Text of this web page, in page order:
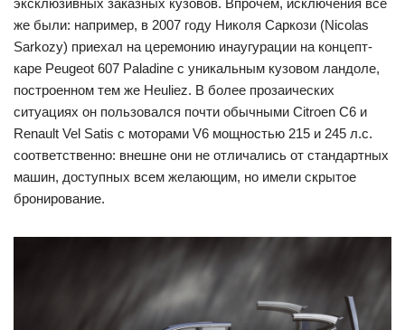
же были: например, в 2007 году Николя Саркози (Nicolas
Sarkozy) приехал на церемонию инаугурации на концепт-
каре Peugeot 607 Paladine с уникальным кузовом ландоле,
построенном тем же Heuliez. В более прозаических
ситуациях он пользовался почти обычными Citroen C6 и
Renault Vel Satis с моторами V6 мощностью 215 и 245 л.с.
соответственно: внешне они не отличались от стандартных
машин, доступных всем желающим, но имели скрытое
бронирование.